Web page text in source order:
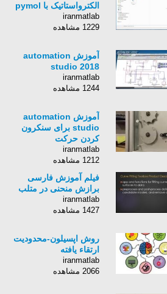
الکترواستاتیک با pymol
iranmatlab
1229 مشاهده
آموزش automation
studio 2018
iranmatlab
1244 مشاهده
آموزش automation
studio برای سنکرون
کردن حرکت
iranmatlab
1212 مشاهده
فیلم آموزش فارسی
برازش منحنی در متلب
iranmatlab
1427 مشاهده
روش اپسیلون-محدودیت
ارتقاء یافته
iranmatlab
2066 مشاهده